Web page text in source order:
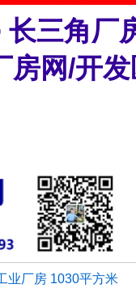
长三角厂
房网/开
业厂房 1030平方米